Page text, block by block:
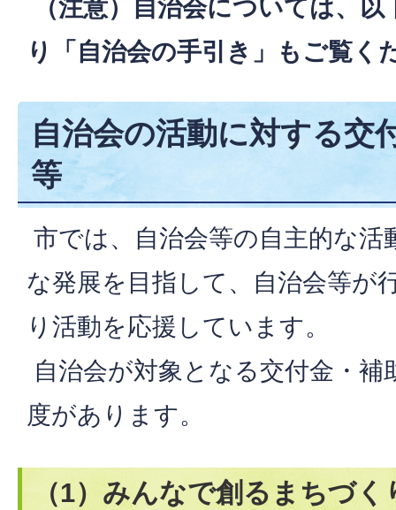
（注意）自治会については、
り「自治会の手引き」もご覧く
自治会の活動に対する交
等
市では、自治会等の自主的な活
な発展を目指して、自治会等が
り活動を応援しています。
自治会が対象となる交付金・補
度があります。
（1）みんなで創るまちづく